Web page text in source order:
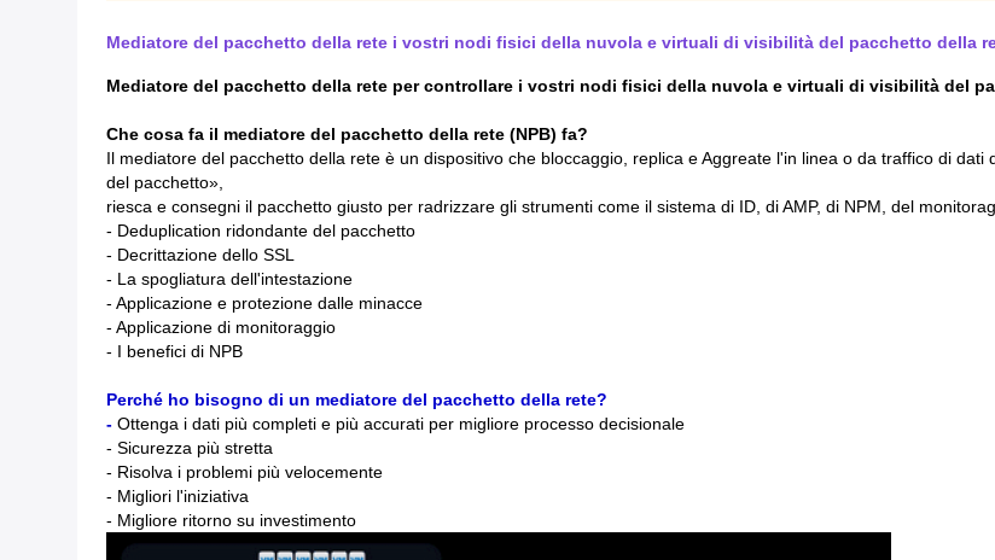
Mediatore del pacchetto della rete i vostri nodi fisici della nuvola e virtuali di visibilità del pacchetto della
Mediatore del pacchetto della rete per controllare i vostri nodi fisici della nuvola e virtuali di visibilità del
Che cosa fa il mediatore del pacchetto della rete (NPB) fa?
Il mediatore del pacchetto della rete è un dispositivo che bloccaggio, replica e Aggreate l'in linea o da traffico di
del pacchetto»,
riesca e consegni il pacchetto giusto per radrizzare gli strumenti come il sistema di ID, di AMP, di NPM, del
- Deduplication ridondante del pacchetto
- Decrittazione dello SSL
- La spogliatura dell'intestazione
- Applicazione e protezione dalle minacce
- Applicazione di monitoraggio
- I benefici di NPB
Perché ho bisogno di un mediatore del pacchetto della rete?
- Ottenga i dati più completi e più accurati per migliore processo decisionale
- Sicurezza più stretta
- Risolva i problemi più velocemente
- Migliori l'iniziativa
- Migliore ritorno su investimento